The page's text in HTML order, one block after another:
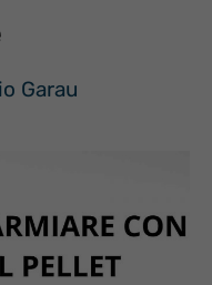
Garau